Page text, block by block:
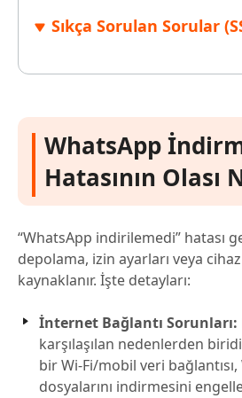
Sıkça Sorulan Sorular
WhatsApp
Hatasının Olası
“WhatsApp indirilemedi” hatası
depolama, izin ayarları veya
kaynaklanır. İşte detayları:
İnternet Bağlantı Sorunları:
karşılaşılan nedenlerden
bir Wi-Fi/mobil veri
dosyalarını indirmesini